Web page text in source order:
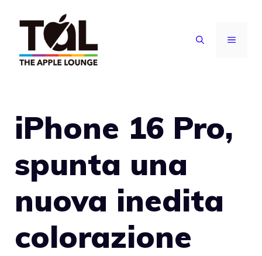
contenuto
MENU
iPhone 16 Pro,
spunta una
nuova inedita
colorazione